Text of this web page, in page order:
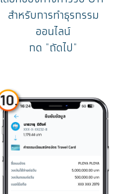
สำหรับการทำธุรกรรม
ออนไลน์
กด "ถัดไป"